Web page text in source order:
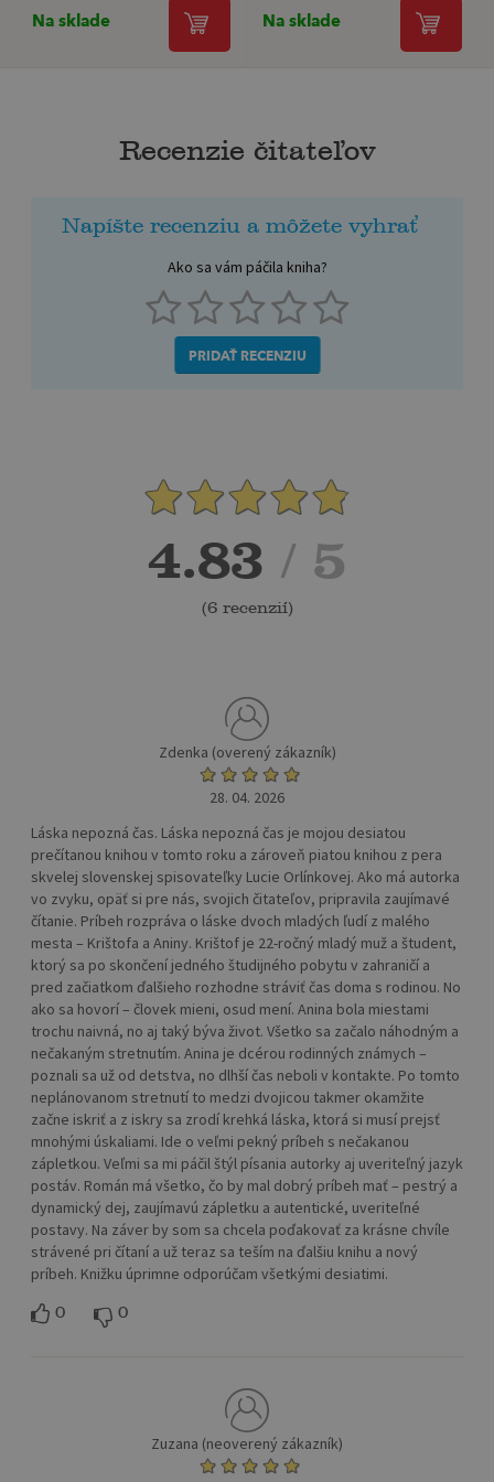
Na sklade Na sklade
Recenzie čitateľov
Napíšte recenziu a môžete vyhrať
Ako sa vám páčila kniha?
PRIDAŤ RECENZIU
4.83 / 5
(6 recenzií)
Zdenka (overený zákazník)
28. 04. 2026
Láska nepozná čas. Láska nepozná čas je mojou desiatou
prečítanou knihou v tomto roku a zároveň piatou knihou z pera
skvelej slovenskej spisovateľky Lucie Orlínkovej. Ako má autorka
vo zvyku, opäť si pre nás, svojich čitateľov, pripravila zaujímavé
čítanie. Príbeh rozpráva o láske dvoch mladých ľudí z malého
mesta – Krištofa a Aniny. Krištof je 22-ročný mladý muž a študent,
ktorý sa po skončení jedného študijného pobytu v zahraničí a
pred začiatkom ďalšieho rozhodne stráviť čas doma s rodinou. No
ako sa hovorí – človek mieni, osud mení. Anina bola miestami
trochu naivná, no aj taký býva život. Všetko sa začalo náhodným a
nečakaným stretnutím. Anina je dcérou rodinných známych –
poznali sa už od detstva, no dlhší čas neboli v kontakte. Po tomto
neplánovanom stretnutí to medzi dvojicou takmer okamžite
začne iskriť a z iskry sa zrodí krehká láska, ktorá si musí prejsť
mnohými úskaliami. Ide o veľmi pekný príbeh s nečakanou
zápletkou. Veľmi sa mi páčil štýl písania autorky aj uveriteľný jazyk
postáv. Román má všetko, čo by mal dobrý príbeh mať – pestrý a
dynamický dej, zaujímavú zápletku a autentické, uveriteľné
postavy. Na záver by som sa chcela poďakovať za krásne chvíle
strávené pri čítaní a už teraz sa teším na ďalšiu knihu a nový
príbeh. Knižku úprimne odporúčam všetkými desiatimi.
0 0
Zuzana (neoverený zákazník)